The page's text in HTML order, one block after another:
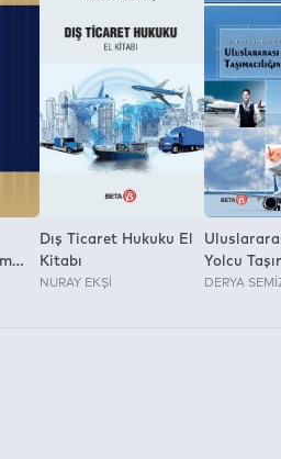
Dış Ticaret Hukuku El
Kitabı
NURAY EKŞİ
Yolcu
Fiyatlama
DERYA